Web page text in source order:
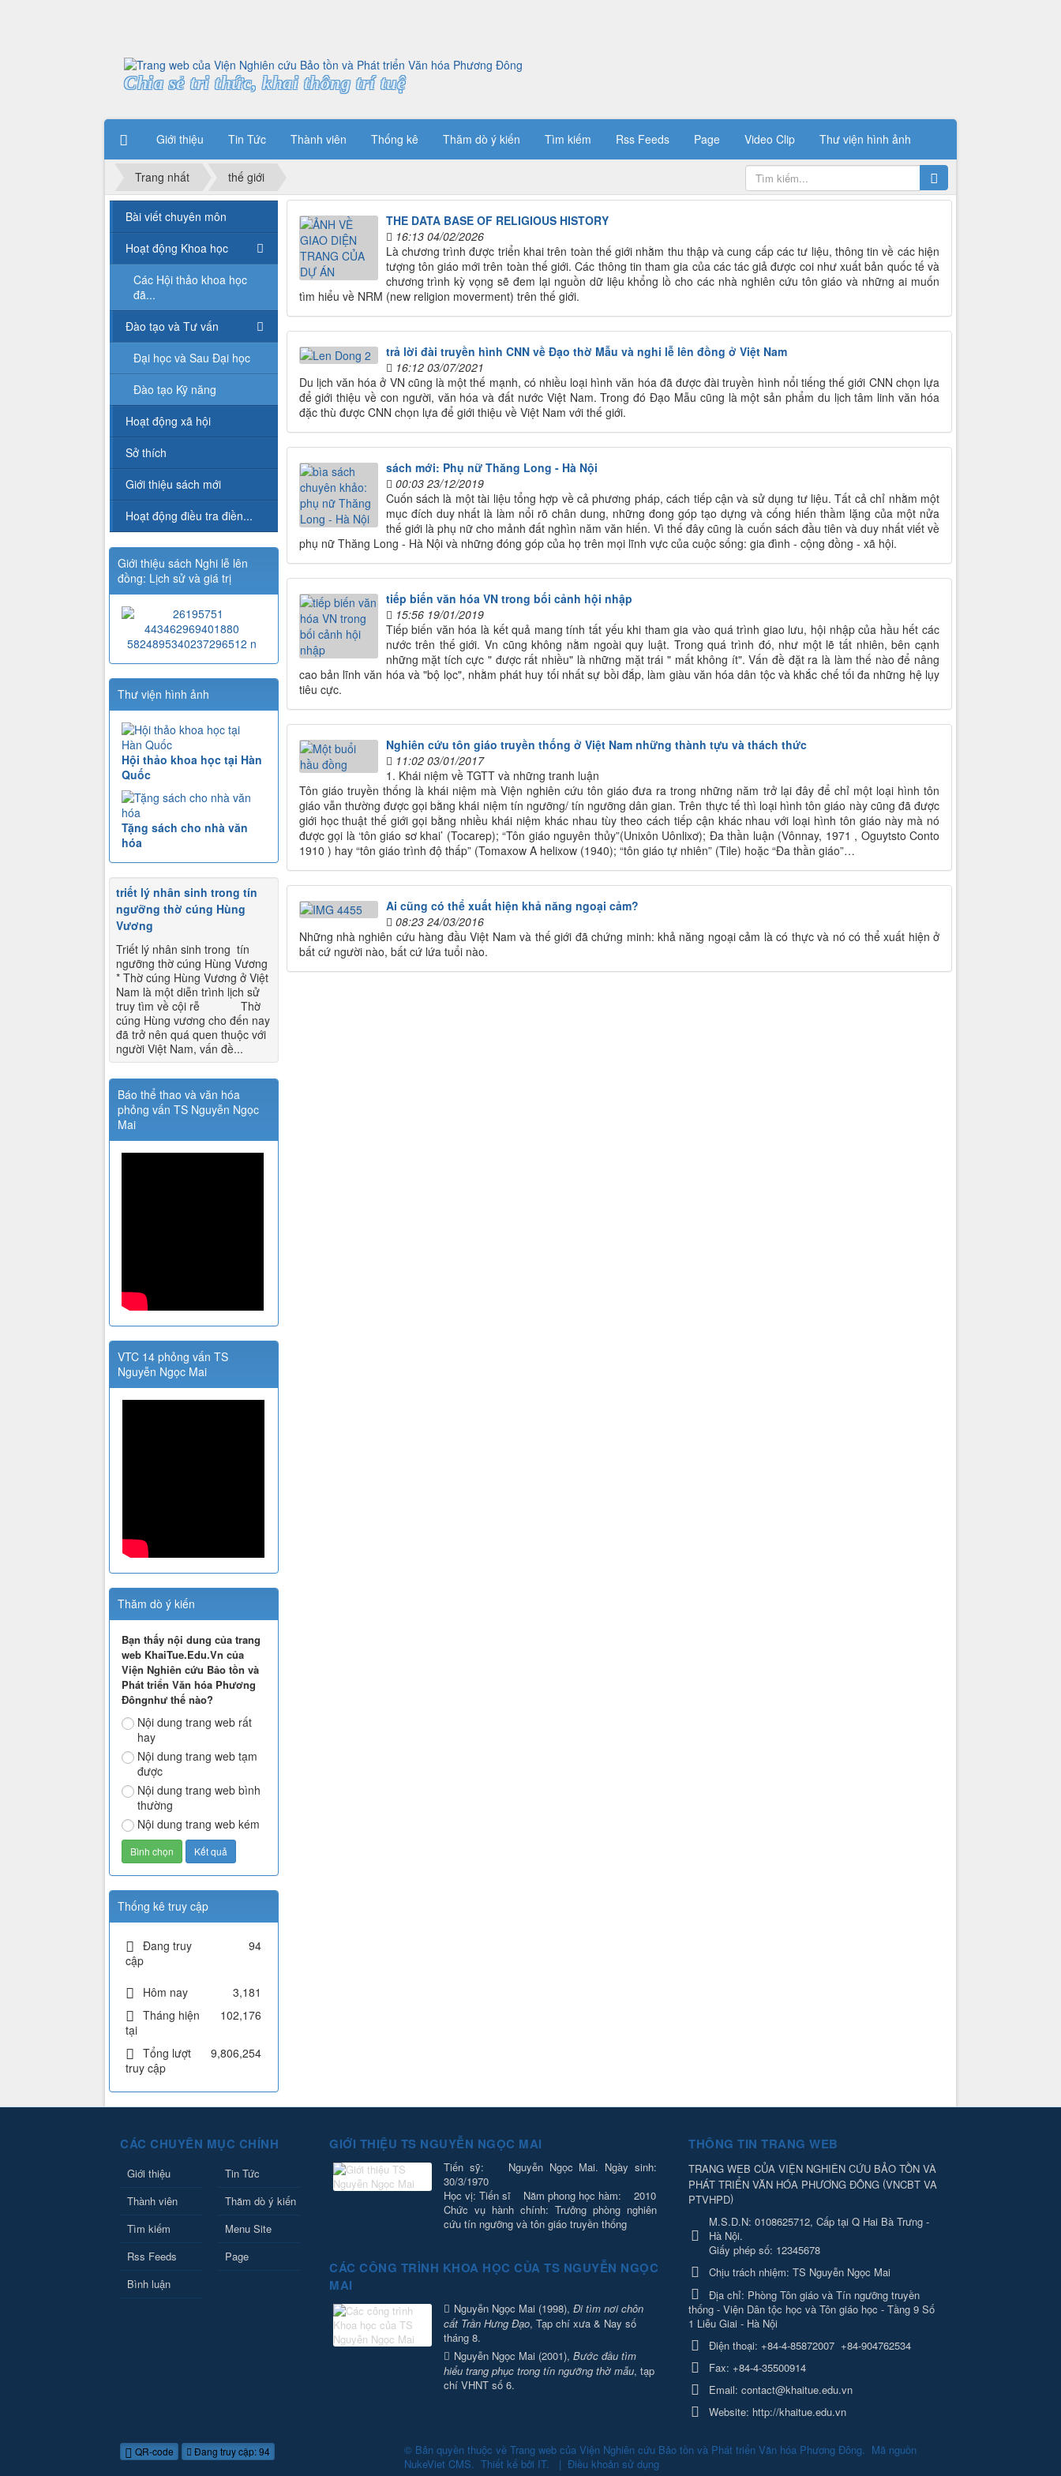
Chia sẻ tri thức, khai thông trí tuệ
Giới thiệu Tin Tức Thành viên Thống kê Thăm dò ý kiến Tìm kiếm Rss Feeds Page Video Clip Thư viện hình ảnh
Trang nhất thế giới
THE DATA BASE OF RELIGIOUS HISTORY
16:13 04/02/2026
Là chương trình được triển khai trên toàn thế giới nhằm thu thập và cung cấp các tư liệu, thông tin về các hiện
tượng tôn giáo mới trên toàn thế giới. Các thông tin tham gia của các tác giả được coi như xuất bản quốc tế và
chương trình kỳ vọng sẽ đem lại nguồn dữ liệu khổng lồ cho các nhà nghiên cứu tôn giáo và những ai muốn
tìm hiểu về NRM (new religion moverment) trên thế giới.
trả lời đài truyền hình CNN về Đạo thờ Mẫu và nghi lễ lên đồng ở Việt Nam
16:12 03/07/2021
Du lịch văn hóa ở VN cũng là một thế mạnh, có nhiều loại hình văn hóa đã được đài truyền hình nổi tiếng thế giới CNN chọn lựa
để giới thiệu về con người, văn hóa và đất nước Việt Nam. Trong đó Đạo Mẫu cũng là một sản phẩm du lịch tâm linh văn hóa
đặc thù được CNN chọn lựa để giới thiệu về Việt Nam với thế giới.
sách mới: Phụ nữ Thăng Long - Hà Nội
00:03 23/12/2019
Cuốn sách là một tài liệu tổng hợp về cả phương pháp, cách tiếp cận và sử dụng tư liệu. Tất cả chỉ nhằm một
mục đích duy nhất là làm nổi rõ chân dung, những đong góp tạo dựng và cống hiến thầm lặng của một nửa
thế giới là phụ nữ cho mảnh đất nghìn năm văn hiến. Vì thế đây cũng là cuốn sách đầu tiên và duy nhất viết về
phụ nữ Thăng Long - Hà Nội và những đóng góp của họ trên mọi lĩnh vực của cuộc sống: gia đình - cộng đồng - xã hội.
tiếp biến văn hóa VN trong bối cảnh hội nhập
15:56 19/01/2019
Tiếp biến văn hóa là kết quả mang tính tất yếu khi tham gia vào quá trình giao lưu, hội nhập của hầu hết các
nước trên thế giới. Vn cũng không nằm ngoài quy luật. Trong quá trình đó, như một lẽ tất nhiên, bên cạnh
những mặt tích cực " được rất nhiều" là những mặt trái " mất không ít". Vấn đề đặt ra là làm thế nào để nâng
cao bản lĩnh văn hóa và "bộ lọc", nhằm phát huy tối nhất sự bồi đắp, làm giàu văn hóa dân tộc và khắc chế tối đa những hệ lụy
tiêu cực.
Nghiên cứu tôn giáo truyền thống ở Việt Nam những thành tựu và thách thức
11:02 03/01/2017
1. Khái niệm về TGTT và những tranh luận
Tôn giáo truyền thống là khái niệm mà Viện nghiên cứu tôn giáo đưa ra trong những năm trở lại đây để chỉ một loại hình tôn
giáo vẫn thường được gọi bằng khái niệm tín ngưỡng/ tín ngưỡng dân gian. Trên thực tế thì loại hình tôn giáo này cũng đã được
giới học thuật thế giới gọi bằng nhiều khái niệm khác nhau tùy theo cách tiếp cận khác nhau với loại hình tôn giáo này mà nó
được gọi là ‘tôn giáo sơ khai’ (Tocarep); “Tôn giáo nguyên thủy”(Unixôn Uônlixơ); Đa thần luận (Vônnay, 1971 , Oguytsto Conto
1910 ) hay “tôn giáo trình độ thấp” (Tomaxow A helixow (1940); “tôn giáo tự nhiên” (Tile) hoặc “Đa thần giáo”…
Ai cũng có thể xuất hiện khả năng ngoại cảm?
08:23 24/03/2016
Những nhà nghiên cứu hàng đầu Việt Nam và thế giới đã chứng minh: khả năng ngoại cảm là có thực và nó có thể xuất hiện ở
bất cứ người nào, bất cứ lứa tuổi nào.
Bài viết chuyên môn
Hoạt động Khoa học
Các Hội thảo khoa học
đã...
Đào tạo và Tư vấn
Đại học và Sau Đại học
Đào tạo Kỹ năng
Hoạt động xã hội
Sở thích
Giới thiệu sách mới
Hoạt động điều tra điền...
Giới thiệu sách Nghi lễ lên
đồng: Lịch sử và giá trị
Thư viện hình ảnh
Hội thảo khoa học tại Hàn
Quốc
Tặng sách cho nhà văn
hóa
triết lý nhân sinh trong tín
ngưỡng thờ cúng Hùng
Vương
Triết lý nhân sinh trong tín
ngưỡng thờ cúng Hùng Vương
* Thờ cúng Hùng Vương ở Việt
Nam là một diễn trình lịch sử
truy tìm về cội rễ Thờ
cúng Hùng vương cho đến nay
đã trở nên quá quen thuộc với
người Việt Nam, vấn đề...
Báo thể thao và văn hóa
phỏng vấn TS Nguyễn Ngọc
Mai
VTC 14 phỏng vấn TS
Nguyễn Ngọc Mai
Thăm dò ý kiến
Bạn thấy nội dung của trang
web KhaiTue.Edu.Vn của
Viện Nghiên cứu Bảo tồn và
Phát triển Văn hóa Phương
Đôngnhư thế nào?
Nội dung trang web rất
hay
Nội dung trang web tạm
được
Nội dung trang web bình
thường
Nội dung trang web kém
Thống kê truy cập
Đang truy
cập
94
Hôm nay
3,181
Tháng hiện
tại
102,176
Tổng lượt
truy cập
9,806,254
CÁC CHUYÊN MỤC CHÍNH
Giới thiệu
Tin Tức
Thành viên
Thăm dò ý kiến
Tìm kiếm
Menu Site
Rss Feeds
Page
Bình luận
GIỚI THIỆU TS NGUYỄN NGỌC MAI
Tiến sỹ: Nguyễn Ngọc Mai. Ngày sinh:
30/3/1970
Học vị: Tiến sĩ Năm phong học hàm: 2010
Chức vụ hành chính: Trưởng phòng nghiên
cứu tín ngưỡng và tôn giáo truyền thống
CÁC CÔNG TRÌNH KHOA HỌC CỦA TS NGUYỄN NGỌC
MAI
Nguyễn Ngọc Mai (1998), Đi tìm nơi chôn
cất Trần Hưng Đạo, Tạp chí xưa & Nay số
tháng 8.
Nguyễn Ngọc Mai (2001), Bước đầu tìm
hiểu trang phục trong tín ngưỡng thờ mẫu, tạp
chí VHNT số 6.
THÔNG TIN TRANG WEB
TRANG WEB CỦA VIỆN NGHIÊN CỨU BẢO TỒN VÀ
PHÁT TRIỂN VĂN HÓA PHƯƠNG ĐÔNG (VNCBT VA
PTVHPD)
M.S.D.N: 0108625712, Cấp tại Q Hai Bà Trưng -
Hà Nội.
Giấy phép số: 12345678
Chịu trách nhiệm: TS Nguyễn Ngọc Mai
Địa chỉ: Phòng Tôn giáo và Tín ngưỡng truyền
thống - Viện Dân tộc học và Tôn giáo học - Tầng 9 Số
1 Liễu Giai - Hà Nội
Điện thoại: +84-4-85872007 +84-904762534
Fax: +84-4-35500914
Email: contact@khaitue.edu.vn
Website: http://khaitue.edu.vn
QR-code Đang truy cập: 94 © Bản quyền thuộc về Trang web của Viện Nghiên cứu Bảo tồn và Phát triển Văn hóa Phương Đông. Mã nguồn
NukeViet CMS. Thiết kế bởi IT. | Điều khoản sử dụng